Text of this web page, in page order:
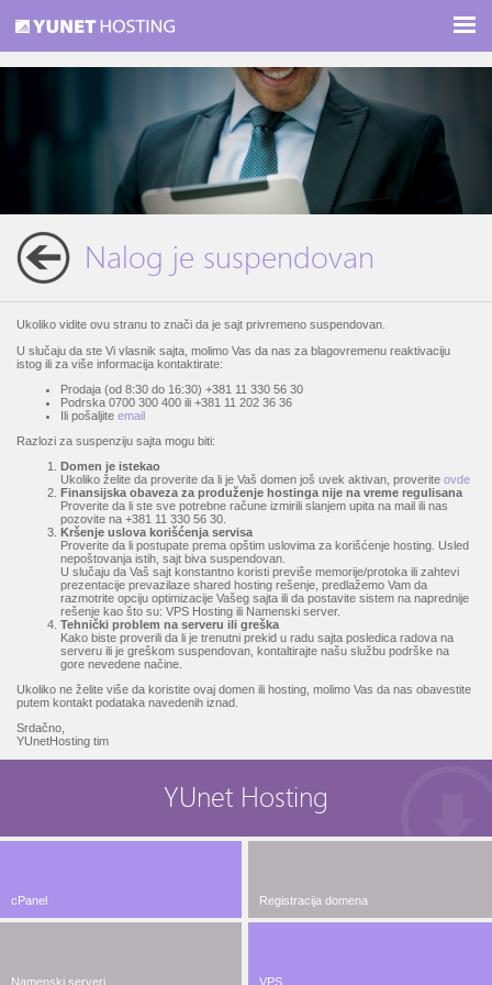
Nalog je suspendovan
Ukoliko vidite ovu stranu to znači da je sajt privremeno suspendovan.
U slučaju da ste Vi vlasnik sajta, molimo Vas da nas za blagovremenu reaktivaciju
istog ili za više informacija kontaktirate:
Prodaja (od 8:30 do 16:30) +381 11 330 56 30
Podrska 0700 300 400 ili +381 11 202 36 36
Ili pošaljite email
Razlozi za suspenziju sajta mogu biti:
Domen je istekao
Ukoliko želite da proverite da li je Vaš domen još uvek aktivan, proverite ovde
Finansijska obaveza za produženje hostinga nije na vreme regulisana
Proverite da li ste sve potrebne račune izmirili slanjem upita na mail ili nas
pozovite na +381 11 330 56 30.
Kršenje uslova korišćenja servisa
Proverite da li postupate prema opštim uslovima za korišćenje hosting. Usled
nepoštovanja istih, sajt biva suspendovan.
U slučaju da Vaš sajt konstantno koristi previše memorije/protoka ili zahtevi
prezentacije prevazilaze shared hosting rešenje, predlažemo Vam da
razmotrite opciju optimizacije Vašeg sajta ili da postavite sistem na naprednije
rešenje kao što su: VPS Hosting ili Namenski server.
Tehnički problem na serveru ili greška
Kako biste proverili da li je trenutni prekid u radu sajta posledica radova na
serveru ili je greškom suspendovan, kontaltirajte našu službu podrške na
gore nevedene načine.
Ukoliko ne želite više da koristite ovaj domen ili hosting, molimo Vas da nas obavestite
putem kontakt podataka navedenih iznad.
Srdačno,
YUnetHosting tim
YUnet Hosting
cPanel Registracija domena
Namenski serveri VPS